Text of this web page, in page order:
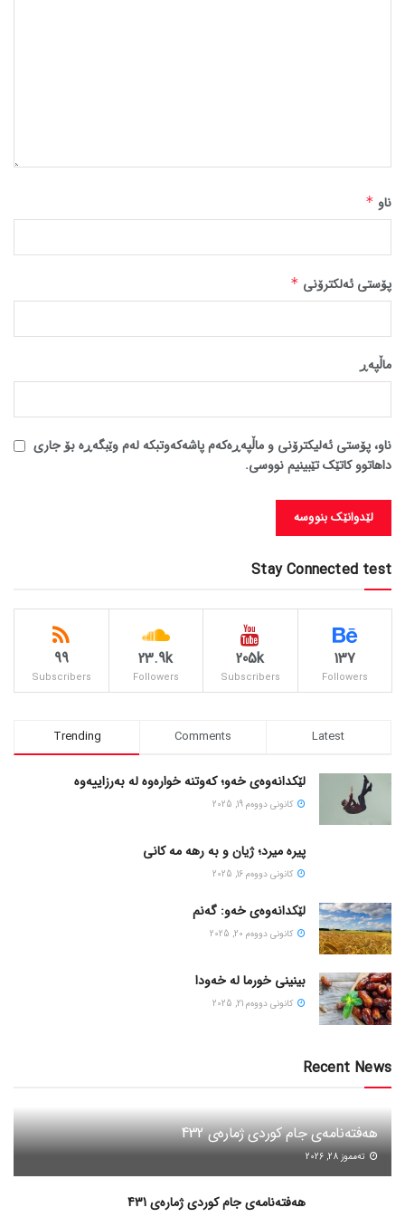
ناو *
پۆستی ئەلکترۆنی *
ماڵپه‌ڕ
ناو، پۆستی ئەلیکترۆنی و ماڵپەڕەکەم پاشەکەوتبکە لەم وێبگەڕە بۆ جاری
داهاتوو کاتێک تێبینیم نووسی.
Stay Connected test
137
Followers
205k
Subscribers
23.9k
Followers
99
Subscribers
Trending Comments Latest
لێکدانەوەی خەو؛ کەوتنە خوارەوە لە بەرزاییەوە
كانونی دووه‌م 19, 2025
پیره میرد؛ ژیان و به رهه مه کانی
كانونی دووه‌م 16, 2025
لێکدانەوەی خەو: گەنم
كانونی دووه‌م 20, 2025
بینینی خورما لە خەودا
كانونی دووه‌م 21, 2025
Recent News
هەفتەنامەی جام کوردی ژمارەی 432
ته‌مموز 28, 2026
هەفتەنامەی جام کوردی ژمارەی 431